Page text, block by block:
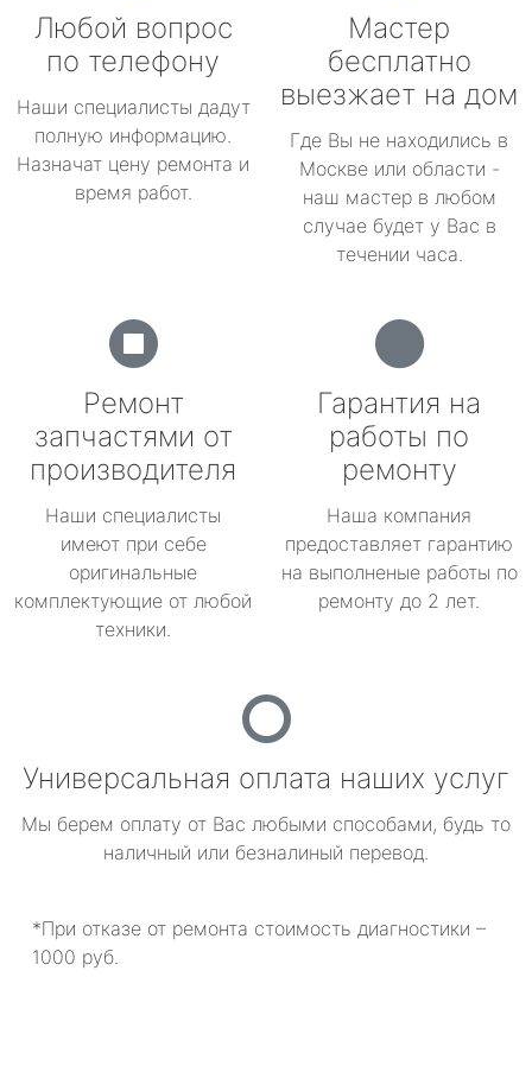
Любой вопрос
по телефону
Наши специалисты дадут
полную информацию.
Назначат цену ремонта и
время работ.
Мастер
бесплатно
выезжает на дом
Где Вы не находились в
Москве или области -
наш мастер в любом
случае будет у Вас в
течении часа.
Ремонт
запчастями от
производителя
Наши специалисты
имеют при себе
оригинальные
комплектующие от любой
техники.
Гарантия на
работы по
ремонту
Наша компания
предоставляет гарантию
на выполненые работы по
ремонту до 2 лет.
Универсальная оплата наших услуг
Мы берем оплату от Вас любыми способами, будь то
наличный или безналиный перевод.
*При отказе от ремонта стоимость диагностики –
1000 руб.